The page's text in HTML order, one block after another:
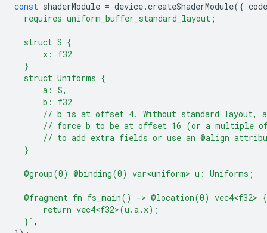
const shaderModule = device.createShaderModule({ code
  requires uniform_buffer_standard_layout;
  struct S {
      x: f32
  }
  struct Uniforms {
      a: S,
      b: f32
// b is at offset 4. Without standard layout,
// force b to be at offset 16 (or a multiple
// to add extra fields or use an @align
  }
  @group(0) @binding(0) var<uniform> u: Uniforms;
  @fragment fn fs_main() -> @location(0) vec4<f32> {
      return vec4<f32>(u.a.x);
  }`
,